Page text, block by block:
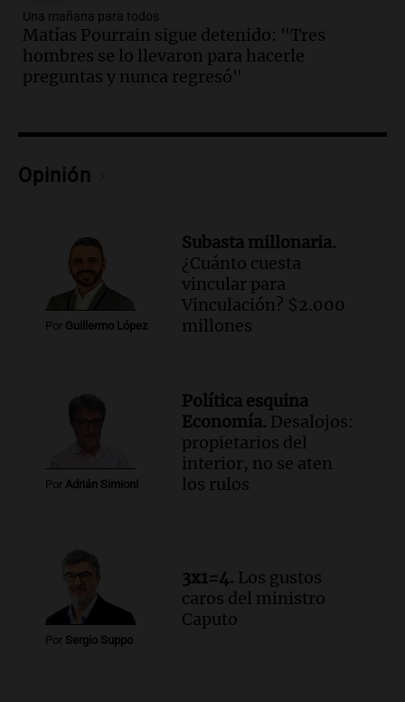
Audio.Murió Jorge Messi
Una mañana para todos
Episodios
contra el tiempo: necesita un trasplante
Una mañana para todos
de julio será menor al 2,9% registrado
en CABA
Una mañana para todos
Episodios
Audio.Altas Cumbres: rescataron a una
Episodios
Audio.
Chile planteó mejorar la
conectividad fronteriza, aérea y digital
con Jujuy
qué crece el consumo de alimentos con
proteínas
Una mañana para todos
Episodios
Audio.Investigan un asalto millonario a
Una mañana para todos
Matías Pourrain sigue detenido: "Tres
hombres se lo llevaron para hacerle
preguntas y nunca regresó"
Opinión
Por Guillermo López
Subasta millonaria.
¿Cuánto cuesta
vincular para
Vinculación? $2.000
millones
Por Adrián Simioni
Política esquina
Economía. Desalojos:
propietarios del
interior, no se aten
los rulos
Por Sergio Suppo
3x1=4. Los gustos
caros del ministro
Caputo